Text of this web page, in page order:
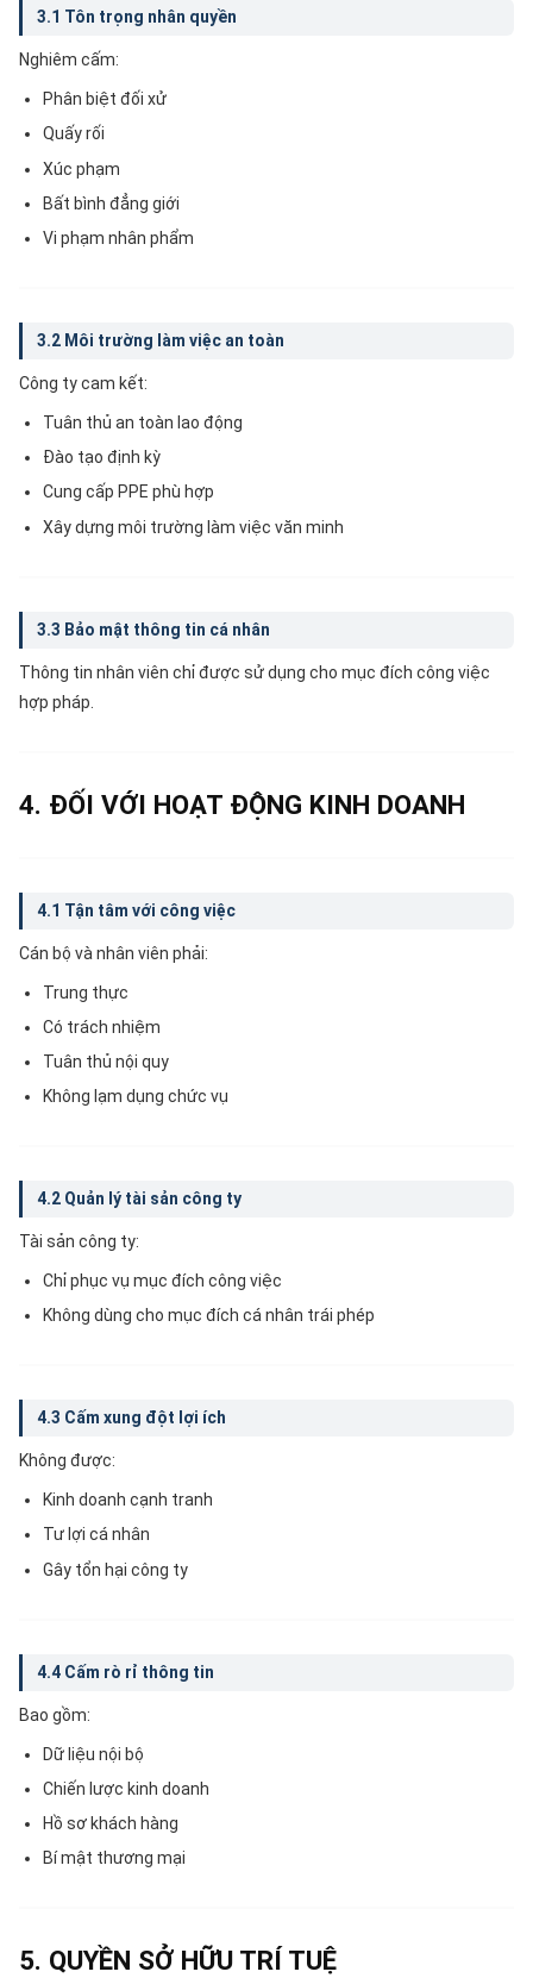
3.1 Tôn trọng nhân quyền
Nghiêm cấm:
Phân biệt đối xử
Quấy rối
Xúc phạm
Bất bình đẳng giới
Vi phạm nhân phẩm
3.2 Môi trường làm việc an toàn
Công ty cam kết:
Tuân thủ an toàn lao động
Đào tạo định kỳ
Cung cấp PPE phù hợp
Xây dựng môi trường làm việc văn minh
3.3 Bảo mật thông tin cá nhân
Thông tin nhân viên chỉ được sử dụng cho mục đích công việc
hợp pháp.
4. ĐỐI VỚI HOẠT ĐỘNG KINH DOANH
4.1 Tận tâm với công việc
Cán bộ và nhân viên phải:
Trung thực
Có trách nhiệm
Tuân thủ nội quy
Không lạm dụng chức vụ
4.2 Quản lý tài sản công ty
Tài sản công ty:
Chỉ phục vụ mục đích công việc
Không dùng cho mục đích cá nhân trái phép
4.3 Cấm xung đột lợi ích
Không được:
Kinh doanh cạnh tranh
Tư lợi cá nhân
Gây tổn hại công ty
4.4 Cấm rò rỉ thông tin
Bao gồm:
Dữ liệu nội bộ
Chiến lược kinh doanh
Hồ sơ khách hàng
Bí mật thương mại
5. QUYỀN SỞ HỮU TRÍ TUỆ